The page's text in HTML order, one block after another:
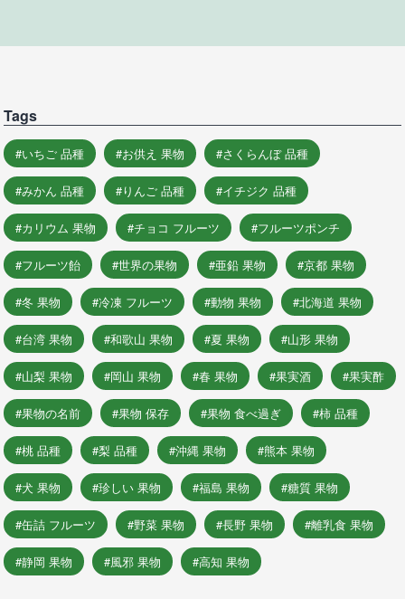
Tags
いちご 品種 お供え 果物 さくらんぼ 品種
みかん 品種 りんご 品種 イチジク 品種
カリウム 果物 チョコ フルーツ フルーツポンチ
フルーツ飴 世界の果物 亜鉛 果物 京都 果物
冬 果物 冷凍 フルーツ 動物 果物 北海道 果物
台湾 果物 和歌山 果物 夏 果物 山形 果物
山梨 果物 岡山 果物 春 果物 果実酒 果実酢
果物の名前 果物 保存 果物 食べ過ぎ 柿 品種
桃 品種 梨 品種 沖縄 果物 熊本 果物
犬 果物 珍しい 果物 福島 果物 糖質 果物
缶詰 フルーツ 野菜 果物 長野 果物 離乳食 果物
静岡 果物 風邪 果物 高知 果物